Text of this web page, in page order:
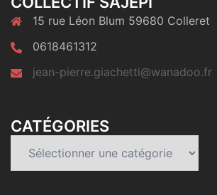
15 rue Léon Blum 59680 Colleret
0618461312
jean-pierre.giachetti@wanadoo.fr
CATÉGORIES